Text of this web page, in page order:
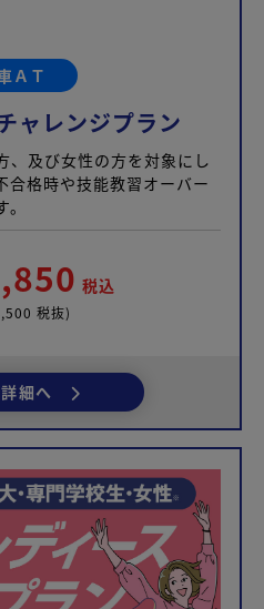
ＡＴ
ャレンジプラン
、及び女性の方を対象にし
合格時や技能教習オーバー
税込
税抜)
細へ